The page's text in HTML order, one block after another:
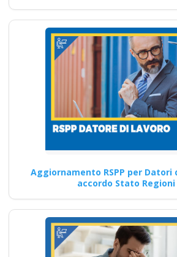
Corso Specializzato
RSPP: Sicurezza e
settori agricoli Corsi
Continua
Guida pratica al
Corso PAV
elettrico: tutto
che devi
professionisti della
prevenzione degli
Quali sono le…
Aggiornamento RSPP per Datori
accordo Stato Regioni